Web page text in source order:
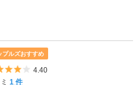
プルズおすすめ
5つ星のうち4
4.40
ミ1 件